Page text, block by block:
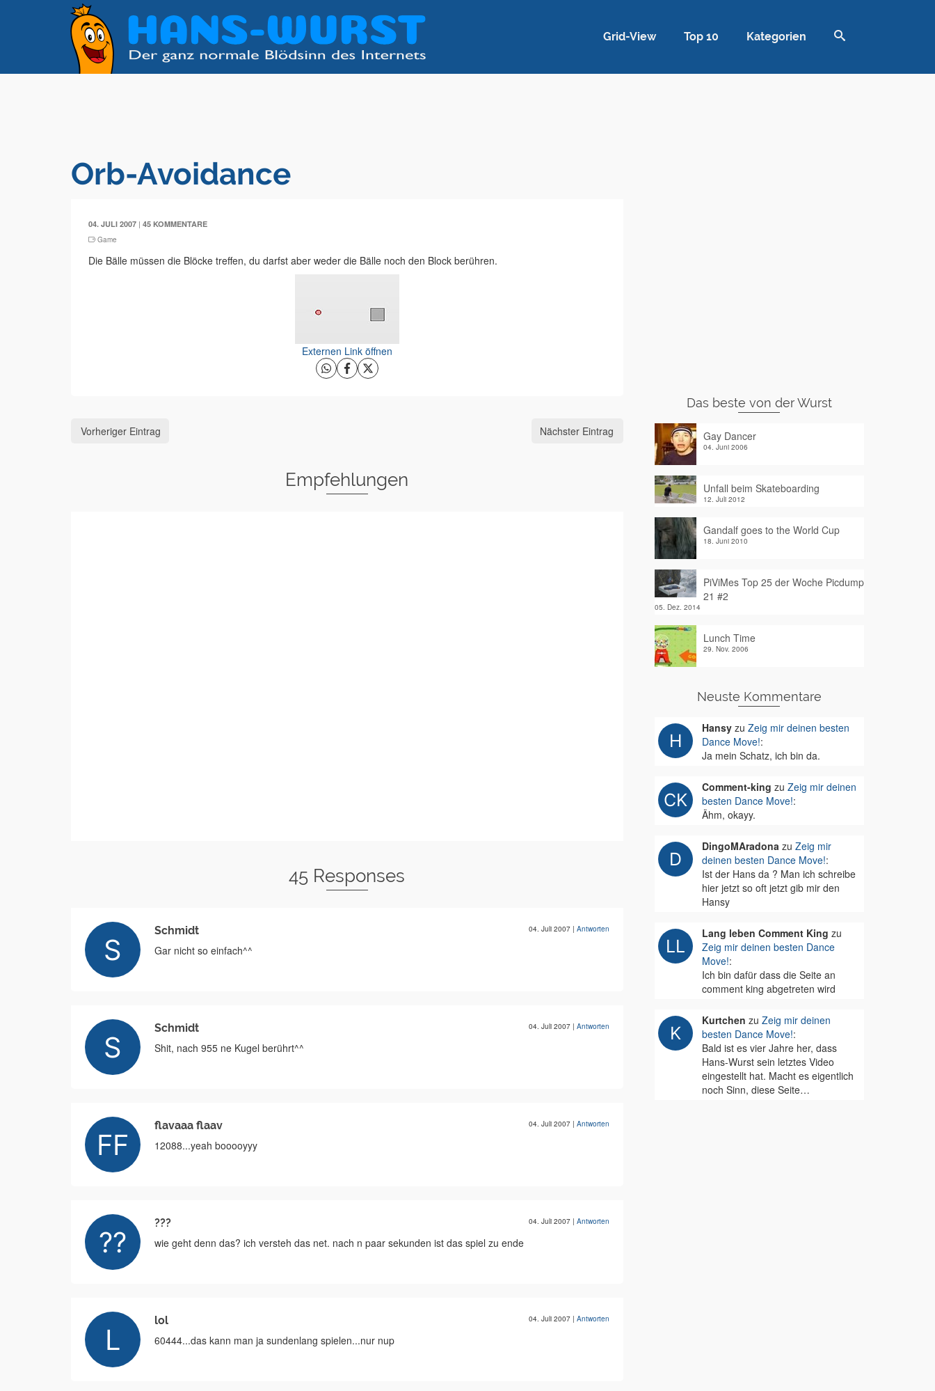
Grid-View Top 10 Kategorien
Orb-Avoidance
04. JULI 2007 | 45 KOMMENTARE
Game
Die Bälle müssen die Blöcke treffen, du darfst aber weder die Bälle noch den Block berühren.
Externen Link öffnen
Vorheriger Eintrag Nächster Eintrag
Empfehlungen
45 Responses
Schmidt 04. Juli 2007 | Antworten
Gar nicht so einfach^^
Schmidt 04. Juli 2007 | Antworten
Shit, nach 955 ne Kugel berührt^^
flavaaa flaav 04. Juli 2007 | Antworten
12088...yeah booooyyy
??? 04. Juli 2007 | Antworten
wie geht denn das? ich versteh das net. nach n paar sekunden ist das spiel zu ende
lol 04. Juli 2007 | Antworten
60444...das kann man ja sundenlang spielen...nur nup
Das beste von der Wurst
Gay Dancer
04. Juni 2006
Unfall beim Skateboarding
12. Juli 2012
Gandalf goes to the World Cup
18. Juni 2010
PiViMes Top 25 der Woche Picdump
21 #2
05. Dez. 2014
Lunch Time
29. Nov. 2006
Neuste Kommentare
Hansyzu Zeig mir deinen besten
Dance Move!:
Ja mein Schatz, ich bin da.
Comment-king zu Zeig mir deinen
besten Dance Move!:
Ähm, okayy.
DingoMAradonazu Zeig mir
deinen besten Dance Move!:
Ist der Hans da ? Man ich schreibe
hier jetzt so oft jetzt gib mir den
Hansy
Lang leben Comment King zu
Zeig mir deinen besten Dance
Move!:
Ich bin dafür dass die Seite an
comment king abgetreten wird
Kurtchen zu Zeig mir deinen
besten Dance Move!:
Bald ist es vier Jahre her, dass
Hans-Wurst sein letztes Video
eingestellt hat. Macht es eigentlich
noch Sinn, diese Seite…